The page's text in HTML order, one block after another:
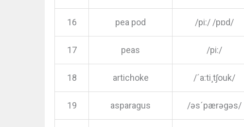
16 pea pod /pi:/ /pɒd/
17 peas /pi:/
18 artichoke /´a:ti¸tʃouk/
19 asparagus /əs´pærəgəs/